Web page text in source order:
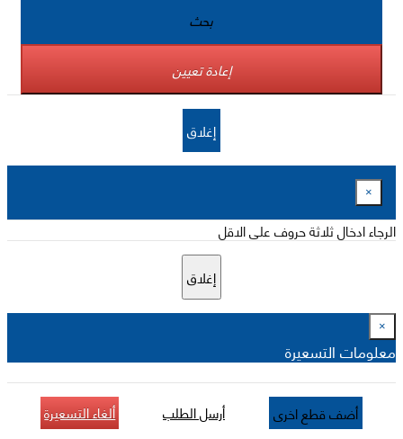
بحث
إعادة تعيين
إغلاق
×
الرجاء ادخال ثلاثة حروف على الاقل
إغلاق
×
معلومات التسعيرة
أضف قطع اخرى أرسل الطلب ألغاء التسعيرة